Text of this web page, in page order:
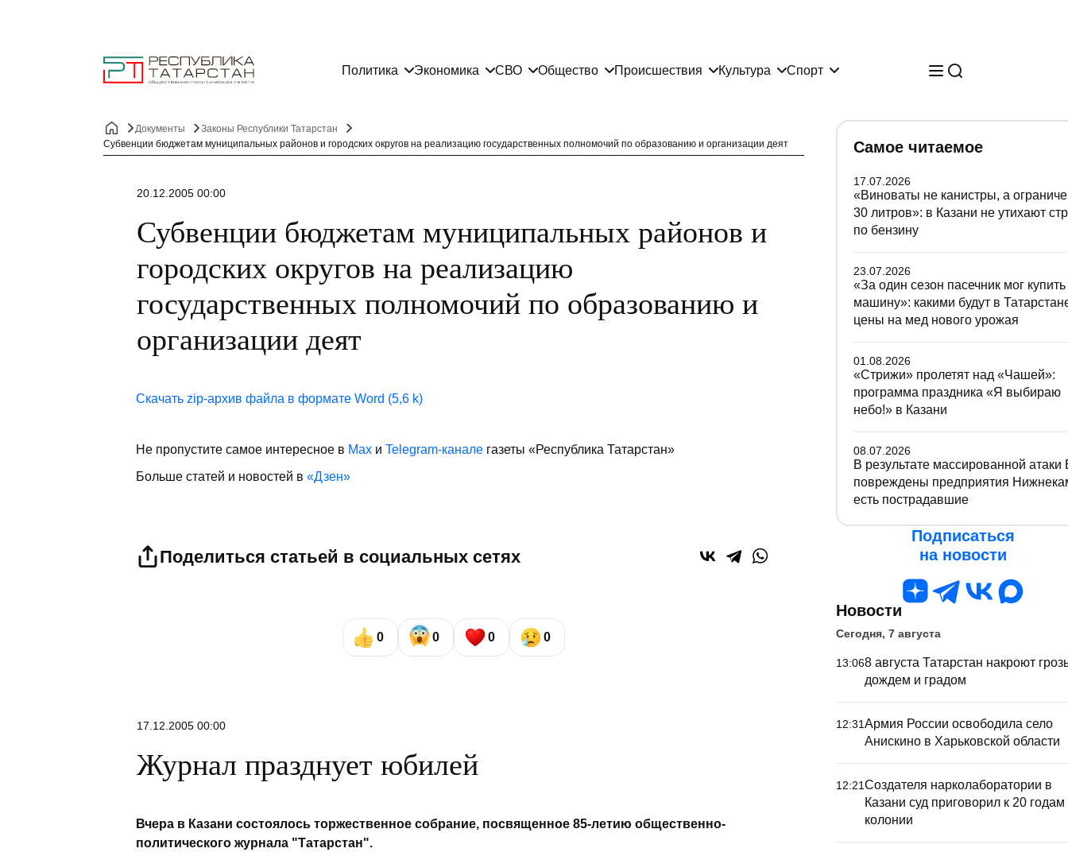
Политика Экономика СВО Общество Происшествия Культура Спорт
Документы
Законы Республики Татарстан
Субвенции бюджетам муниципальных районов и городских округов на реализацию государственных полномочий по образованию и организации деят
20.12.2005 00:00
Субвенции бюджетам муниципальных районов и
городских округов на реализацию
государственных полномочий по образованию и
организации деят
Скачать zip-архив файла в формате Word (5,6 k)
Не пропустите самое интересное в Max и Telegram-канале газеты «Республика Татарстан»
Больше статей и новостей в «Дзен»
Поделиться статьей в социальных сетях
0 0 0 0
17.12.2005 00:00
Журнал празднует юбилей
Вчера в Казани состоялось торжественное собрание, посвященное 85-летию общественно-
политического журнала "Татарстан".
Самое читаемое
17.07.2026
«Виноваты не канистры, а
30 литров»: в Казани не утихают
по бензину
23.07.2026
«За один сезон пасечник мог купить
машину»: какими будут в
цены на мед нового урожая
01.08.2026
«Стрижи» пролетят над «Чашей»:
программа праздника «Я выбираю
небо!» в Казани
08.07.2026
В результате массированной
повреждены предприятия
есть пострадавшие
Подписаться
на новости
Новости
Сегодня, 7 августа
13:068 августа Татарстан накроют
дождем и градом
12:31Армия России освободила село
Анискино в Харьковской области
12:21Создателя нарколаборатории в
Казани суд приговорил к 20 годам
колонии